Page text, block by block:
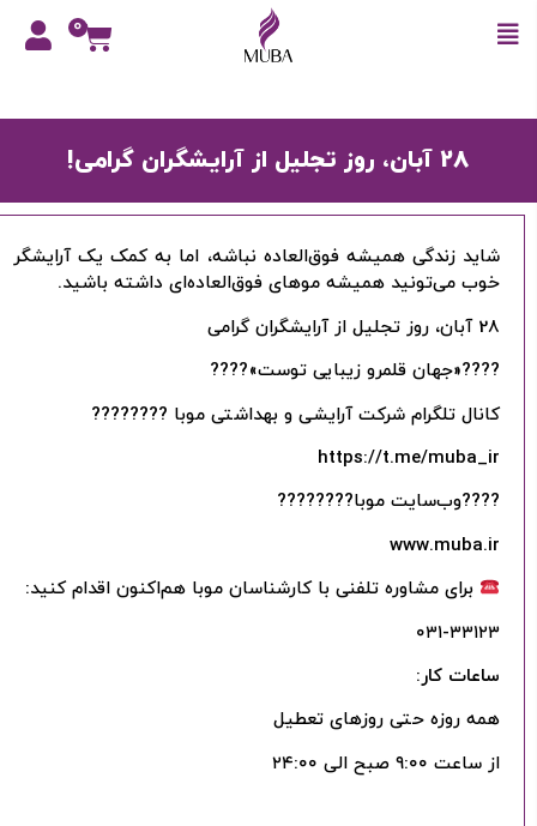
0
28 آبان، روز تجلیل از آرایشگران گرامی!
شاید زندگی همیشه فوق‌العاده نباشه، اما به کمک یک آرایشگر
خوب می‌تونید همیشه موهای فوق‌العاده‌ای داشته باشید.
28 آبان، روز تجلیل از آرایشگران گرامی
????«جهان قلمرو زیبایی توست»????
کانال تلگرام شرکت آرایشی و بهداشتی موبا ????????
https://t.me/muba_ir
????وب‌سایت موبا????????
www.muba.ir
برای مشاوره تلفنی با کارشناسان موبا هم‌اکنون اقدام کنید:
۰۳۱-۳۳۱۲۳
ساعات کار:
همه روزه حتی روزهای تعطیل
از ساعت ۹:۰۰ صبح الی ۲۴:۰۰